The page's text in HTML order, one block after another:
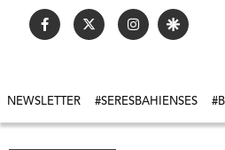
NEWSLETTER #SERESBAHIENSES